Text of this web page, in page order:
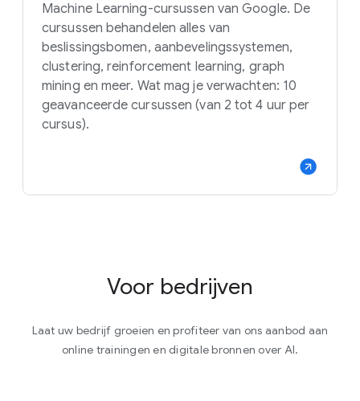
Machine Learning-cursussen van Google. De
cursussen behandelen alles van
beslissingsbomen, aanbevelingssystemen,
clustering, reinforcement learning, graph
mining en meer. Wat mag je verwachten: 10
geavanceerde cursussen (van 2 tot 4 uur per
cursus).
Voor bedrijven
Laat uw bedrijf groeien en profiteer van ons aanbod aan
online trainingen en digitale bronnen over AI.